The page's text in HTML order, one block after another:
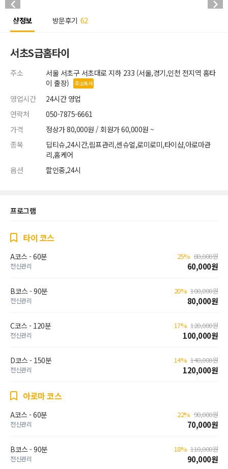
샵정보 방문후기 62
서초S급홈타이
주소
서울 서초구 서초대로 지하 233 (서울,경기,인천 전지역 홈타
이 출장)
주소복사
영업시간
24시간 영업
연락처
050-7875-6661
가격
정상가 80,000원 / 회원가 60,000원 ~
종목
딥티슈,24시간,림프관리,센슈얼,로미로미,타이샵,아로마관
리,홈케어
옵션
할인중,24시
프로그램
타이 코스
A코스 - 60분
전신관리
25% 80,000원
60,000원
B코스 - 90분
전신관리
20% 100,000원
80,000원
C코스 - 120분
전신관리
17% 120,000원
100,000원
D코스 - 150분
전신관리
14% 140,000원
120,000원
아로마 코스
A코스 - 60분
전신관리
22% 90,000원
70,000원
B코스 - 90분
전신관리
18% 110,000원
90,000원